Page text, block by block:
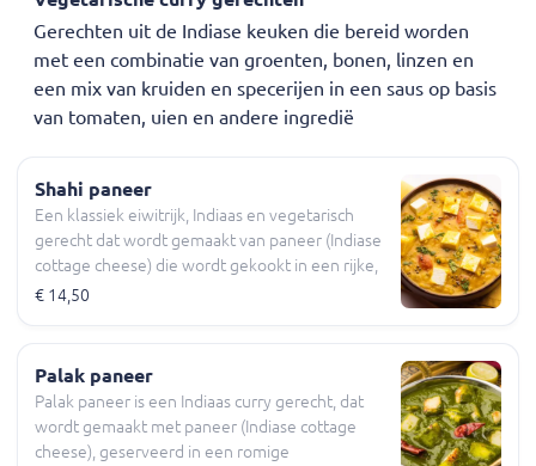
Gerechten uit de Indiase keuken die bereid worden
met een combinatie van groenten, bonen, linzen en
een mix van kruiden en specerijen in een saus op basis
van tomaten, uien en andere ingredië
Shahi paneer
Een klassiek eiwitrijk, Indiaas en vegetarisch
gerecht dat wordt gemaakt van paneer (Indiase
cottage cheese) die wordt gekookt in een rijke,
romige saus gemaakt van cashewnoten,
zoete smaak die in balans wordt gebracht door
de kruiden.
€ 14,50
Palak paneer
Palak paneer is een Indiaas curry gerecht, dat
wordt gemaakt met paneer (Indiase cottage
cheese), geserveerd in een romige